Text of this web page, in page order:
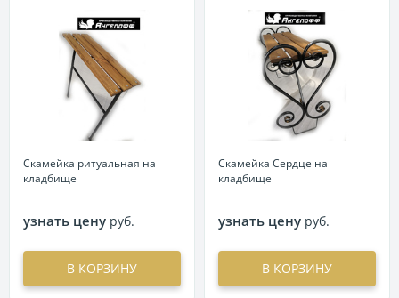
Скамейка ритуальная на
кладбище
узнать цену руб.
В КОРЗИНУ
Скамейка Сердце на
кладбище
узнать цену руб.
В КОРЗИНУ